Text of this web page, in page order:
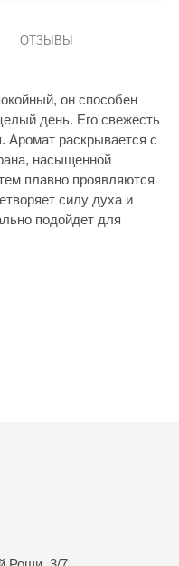
ОТЗЫВЫ
он способен
день. Его свежесть
Аромат раскрывается с
насыщенной
плавно проявляются
силу духа и
подойдет для